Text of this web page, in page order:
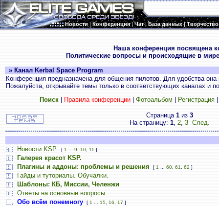
Новости|Конференция|Чат|База данных|Творчество
Наша конференция посвящена
Политические вопросы и происходящие в
» Канал Kerbal Space Program
Конференция предназначена для общения пилотов. Для удобства
Пожалуйста, открывайте темы только в соответствующих каналах и
Поиск| Правила конференции| Фотоальбом Регистрация
Страница 1 из 3
На страницу: 1, 2, 3 След.
Новости KSP. [ 1 9 10 11 ]
Галерея красот KSP.
Плагины и аддоны: проблемы и решения
[ 1 60 61 62 ]
Гайды и туториалы. Обучалки.
Шаблоны: КБ, Миссии, Челенжи
Ответы на основные вопросы
Обо всём понемногу
[ 1 15 16 17 ]